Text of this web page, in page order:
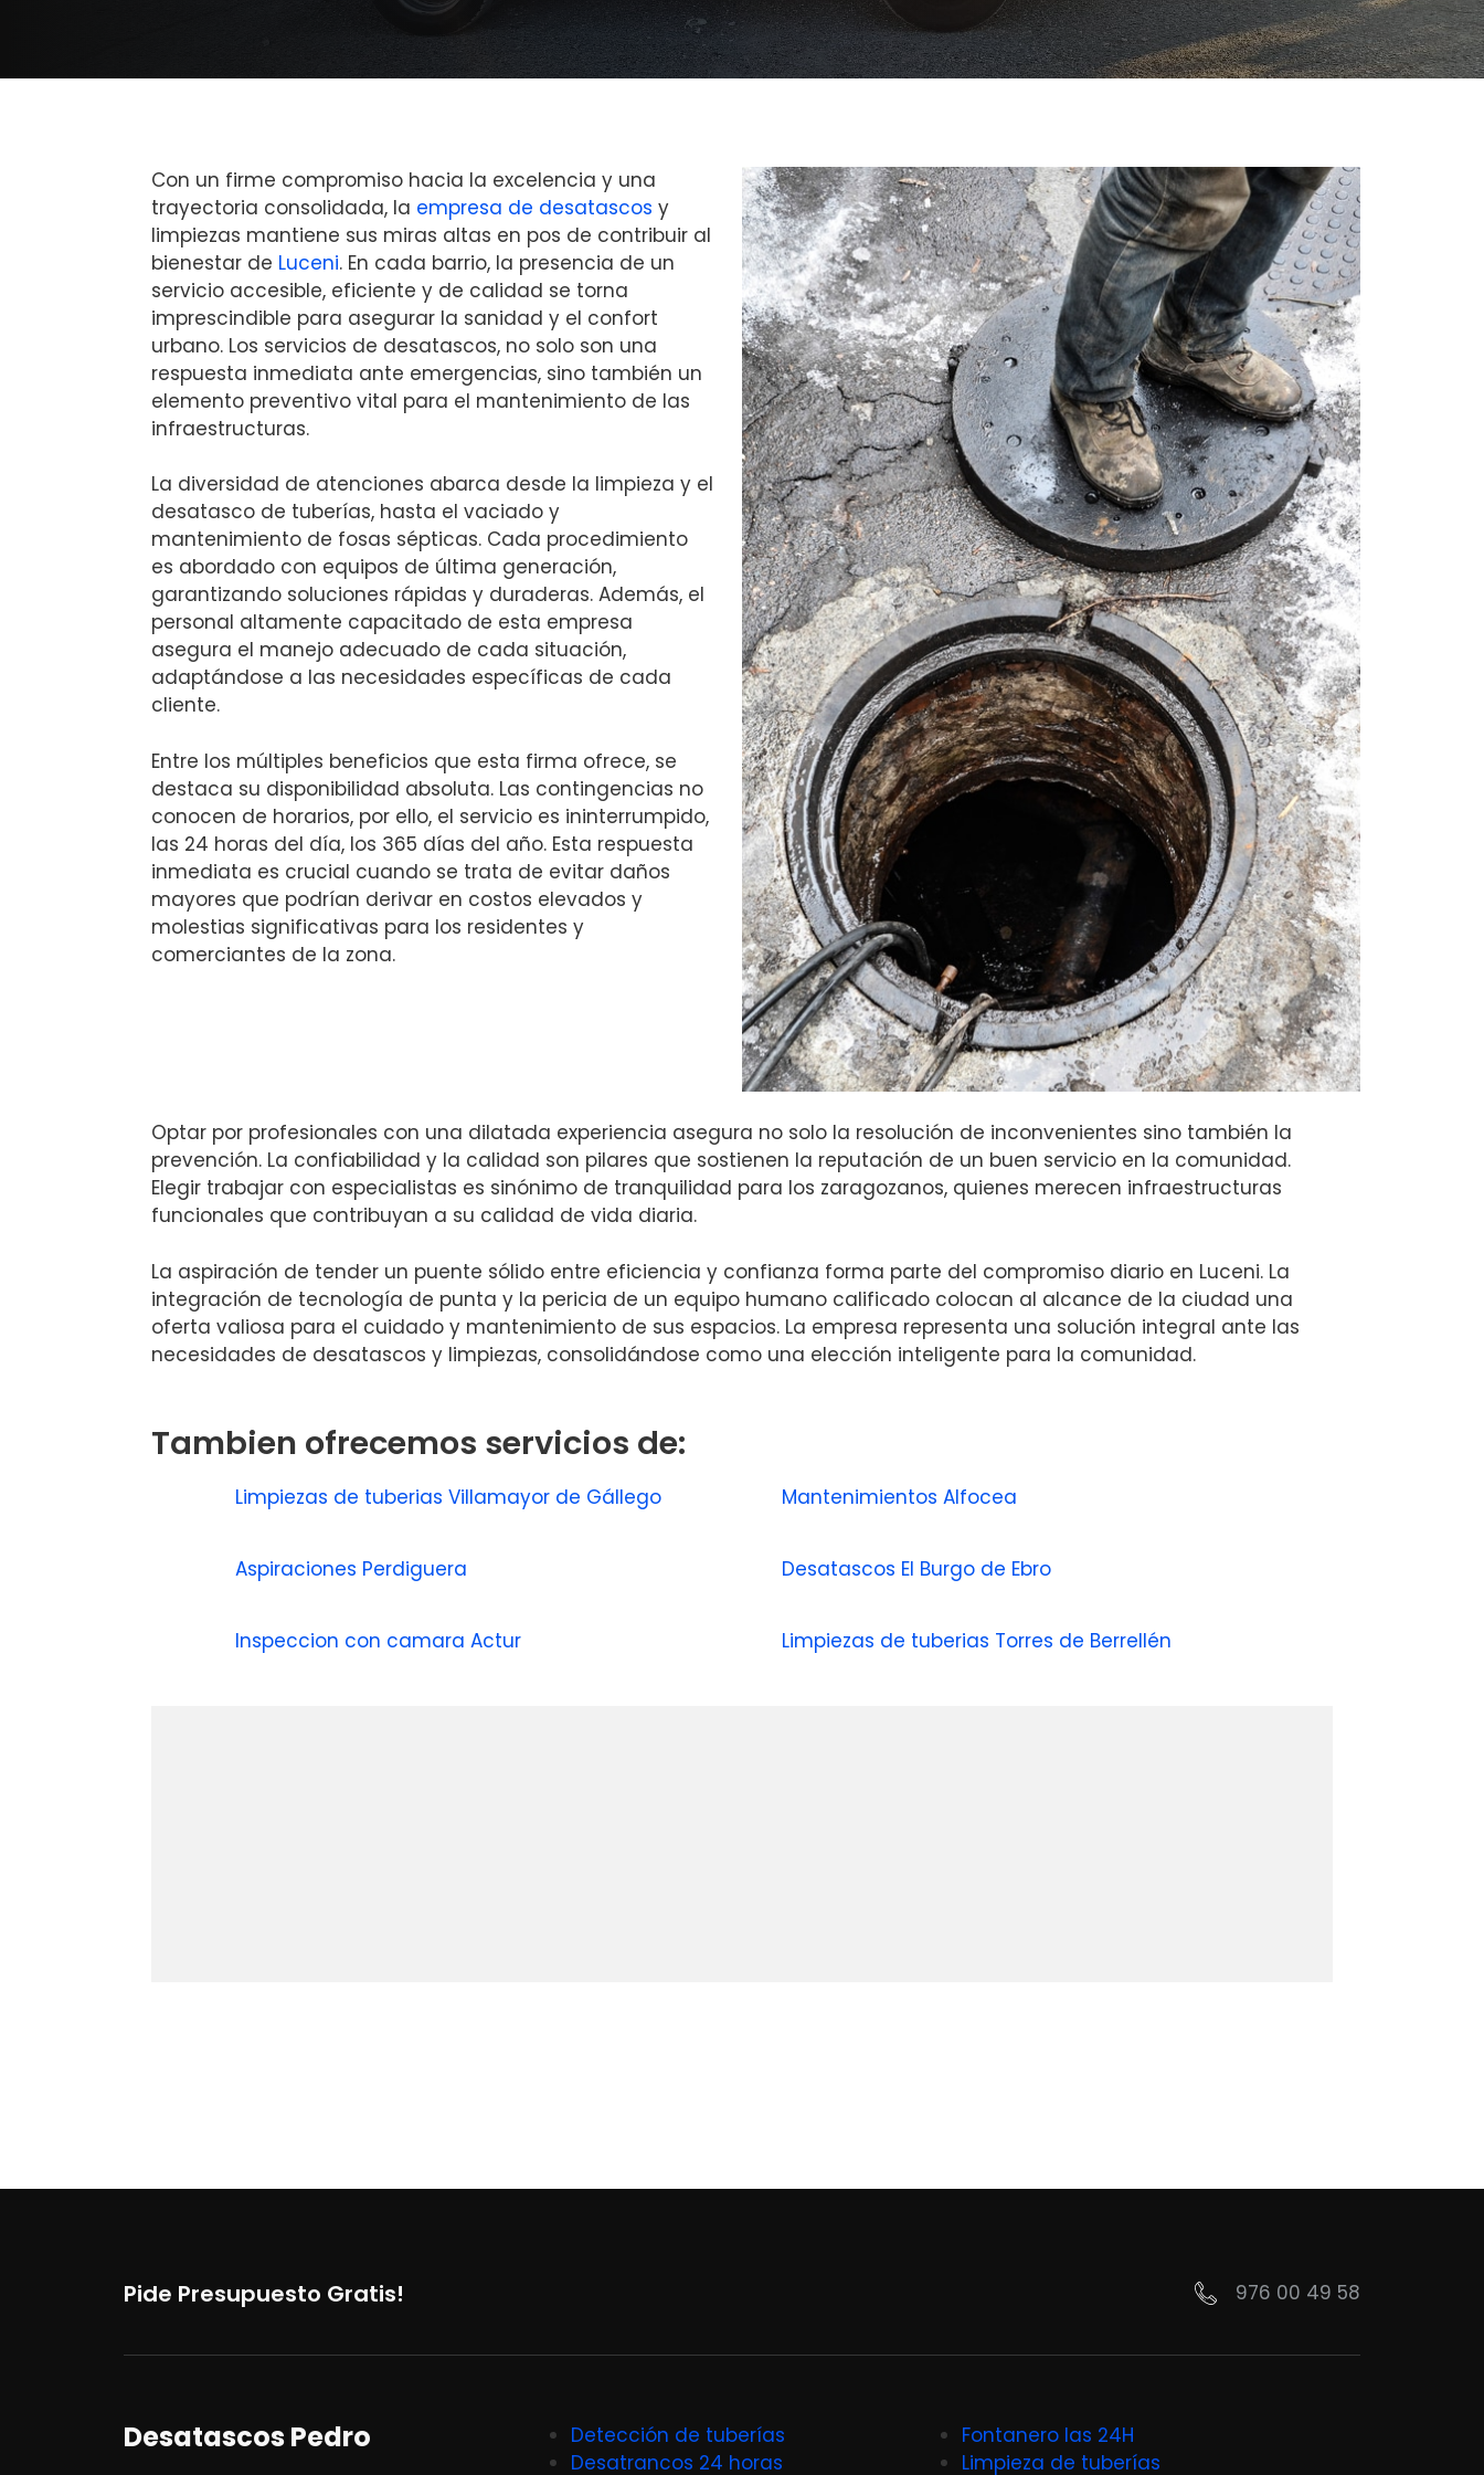
Con un firme compromiso hacia la excelencia y una
trayectoria consolidada, la empresa de desatascos y
limpiezas mantiene sus miras altas en pos de contribuir al
bienestar de Luceni. En cada barrio, la presencia de un
servicio accesible, eficiente y de calidad se torna
imprescindible para asegurar la sanidad y el confort
urbano. Los servicios de desatascos, no solo son una
respuesta inmediata ante emergencias, sino también un
elemento preventivo vital para el mantenimiento de las
infraestructuras.
La diversidad de atenciones abarca desde la limpieza y el
desatasco de tuberías, hasta el vaciado y
mantenimiento de fosas sépticas. Cada procedimiento
es abordado con equipos de última generación,
garantizando soluciones rápidas y duraderas. Además, el
personal altamente capacitado de esta empresa
asegura el manejo adecuado de cada situación,
adaptándose a las necesidades específicas de cada
cliente.
Entre los múltiples beneficios que esta firma ofrece, se
destaca su disponibilidad absoluta. Las contingencias no
conocen de horarios, por ello, el servicio es ininterrumpido,
las 24 horas del día, los 365 días del año. Esta respuesta
inmediata es crucial cuando se trata de evitar daños
mayores que podrían derivar en costos elevados y
molestias significativas para los residentes y
comerciantes de la zona.
Optar por profesionales con una dilatada experiencia asegura no solo la resolución de inconvenientes sino también la
prevención. La confiabilidad y la calidad son pilares que sostienen la reputación de un buen servicio en la comunidad.
Elegir trabajar con especialistas es sinónimo de tranquilidad para los zaragozanos, quienes merecen infraestructuras
funcionales que contribuyan a su calidad de vida diaria.
La aspiración de tender un puente sólido entre eficiencia y confianza forma parte del compromiso diario en Luceni. La
integración de tecnología de punta y la pericia de un equipo humano calificado colocan al alcance de la ciudad una
oferta valiosa para el cuidado y mantenimiento de sus espacios. La empresa representa una solución integral ante las
necesidades de desatascos y limpiezas, consolidándose como una elección inteligente para la comunidad.
Tambien ofrecemos servicios de:
Limpiezas de tuberias Villamayor de Gállego Mantenimientos Alfocea
Aspiraciones Perdiguera Desatascos El Burgo de Ebro
Inspeccion con camara Actur Limpiezas de tuberias Torres de Berrellén
Pide Presupuesto Gratis! 976 00 49 58
Desatascos Pedro
Detección de tuberías
Desatrancos 24 horas
Fontanero las 24H
Limpieza de tuberías